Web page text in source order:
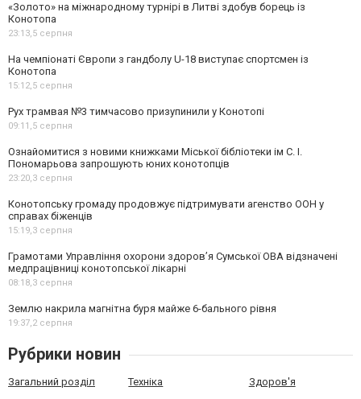
«Золото» на міжнародному турнірі в Литві здобув борець із
Конотопа
23:13,5 серпня
На чемпіонаті Європи з гандболу U-18 виступає спортсмен із
Конотопа
15:12,5 серпня
Рух трамвая №3 тимчасово призупинили у Конотопі
09:11,5 серпня
Ознайомитися з новими книжками Міської бібліотеки ім С. І.
Пономарьова запрошують юних конотопців
23:20,3 серпня
Конотопську громаду продовжує підтримувати агенство ООН у
справах біженців
15:19,3 серпня
Грамотами Управління охорони здоров’я Сумської ОВА відзначені
медпрацівниці конотопської лікарні
08:18,3 серпня
Землю накрила магнітна буря майже 6-бального рівня
19:37,2 серпня
Рубрики новин
Загальний розділ Техніка Здоров'я